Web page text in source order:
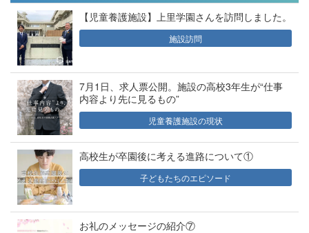
【児童養護施設】上里学園さんを訪問しました。
施設訪問
7月1日、求人票公開。施設の高校3年生が“仕事
内容より先に見るもの”
児童養護施設の現状
高校生が卒園後に考える進路について①
子どもたちのエピソード
お礼のメッセージの紹介⑦